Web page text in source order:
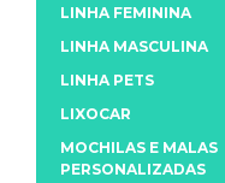
LINHA FEMININA
LINHA MASCULINA
LINHA PETS
LIXOCAR
MOCHILAS E MALAS
PERSONALIZADAS